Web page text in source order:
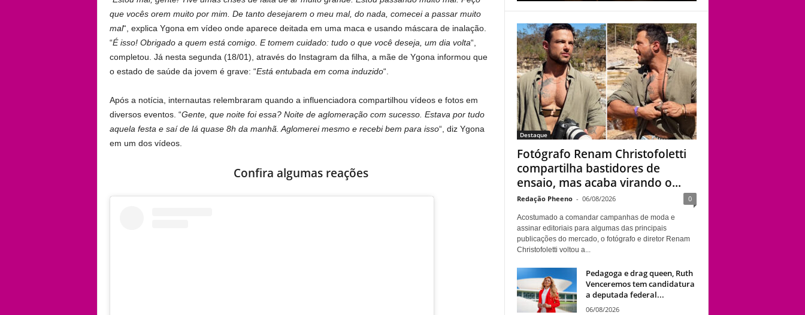
que vocês orem muito por mim. De tanto desejarem o meu mal, do nada, comecei a passar muito
mal“, explica Ygona em vídeo onde aparece deitada em uma maca e usando máscara de inalação.
“É isso! Obrigado a quem está comigo. E tomem cuidado: tudo o que você deseja, um dia volta“,
completou. Já nesta segunda (18/01), através do Instagram da filha, a mãe de Ygona informou que
o estado de saúde da jovem é grave: “Está entubada em coma induzido“.
Após a notícia, internautas relembraram quando a influenciadora compartilhou vídeos e fotos em
diversos eventos. “Gente, que noite foi essa? Noite de aglomeração com sucesso. Estava por tudo
aquela festa e saí de lá quase 8h da manhã. Aglomerei mesmo e recebi bem para isso“, diz Ygona
em um dos vídeos.
Confira algumas reações
Christofoletti
compartilha
bastidores de ensaio,
mas acaba virando o
centro das atenções
Destaque
Fotógrafo Renam Christofoletti
compartilha bastidores de
ensaio, mas acaba virando o...
Redação Pheeno - 06/08/2026 0
Acostumado a comandar campanhas de moda e
assinar editoriais para algumas das principais
publicações do mercado, o fotógrafo e diretor Renam
Christofoletti voltou a...
Pedagoga e drag queen, Ruth
Venceremos tem candidatura
a deputada federal...
06/08/2026